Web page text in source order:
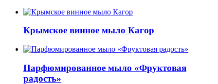
Крымское винное мыло Кагор
Парфюмированное мыло «Фруктовая
радость»